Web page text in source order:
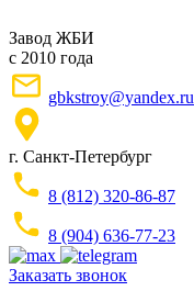
Завод ЖБИ
с 2010 года
gbkstroy@yandex.ru
г. Санкт-Петербург
8 (812) 320-86-87
8 (904) 636-77-23
Заказать звонок